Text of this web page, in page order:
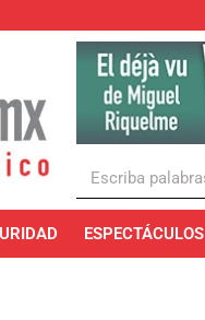
ESPECTÁCULOS